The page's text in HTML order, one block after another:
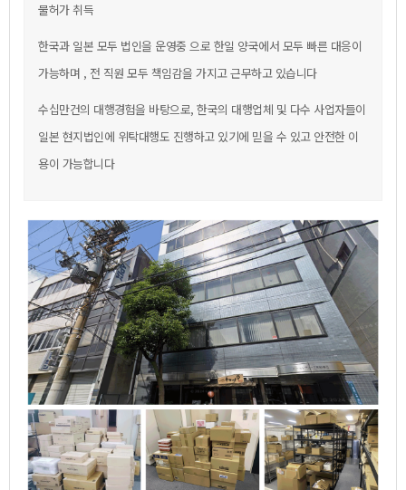
물허가취득
한국과일본모두법인을운영중으로한일양국에서모두빠른대응이
가능하며,전직원모두책임감을가지고근무하고있습니다
수십만건의대행경험을바탕으로,한국의대행업체및다수사업자들이
일본현지법인에위탁대행도진행하고있기에믿을수있고안전한이
용이가능합니다